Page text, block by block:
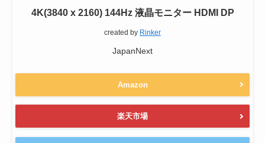
4K(3840 x 2160) 144Hz 液晶モニター HDMI DP
created by Rinker
JapanNext
Amazon
楽天市場